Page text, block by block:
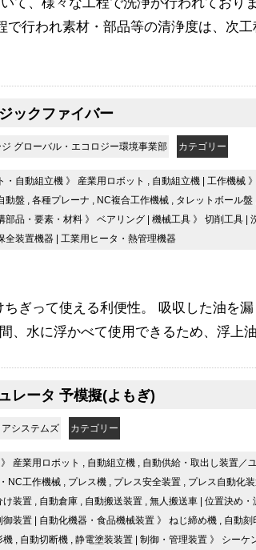
で行われ素材・部品等の清浄度は、次
ックファイバー
グローバル・エコロジー環境事業部 カテゴリー
・自動組立機 》 産業用ロボット , 自動組立機 工作機械 》
動盤 , 各種プレーナ , NC複合工作機械 , タレットボール盤
部品・要素・材料 》 ベアリング 機械工具 》 切削工具
全装置機器 工業用ヒータ・熱管理機器
ちぎって使える利便性。 吸収した油を
、水に浮かべて使用できるため、浮上
レータ 予模擬(よもぎ)
システムズ カテゴリー
》 産業用ロボット 自動組立機 自動供給・取出し装置／
NC工作機械 プレス機 プレス安全装置 プレス自動化
け装置 自動倉庫 自動搬送装置 無人搬送車 | 位置決め・
御装置 | 自動化機器・食品機械装置 》 ねじ締め機 自動刻
機 自動切断機 静電塗装装置 | 制御・管理装置 》 シーケ